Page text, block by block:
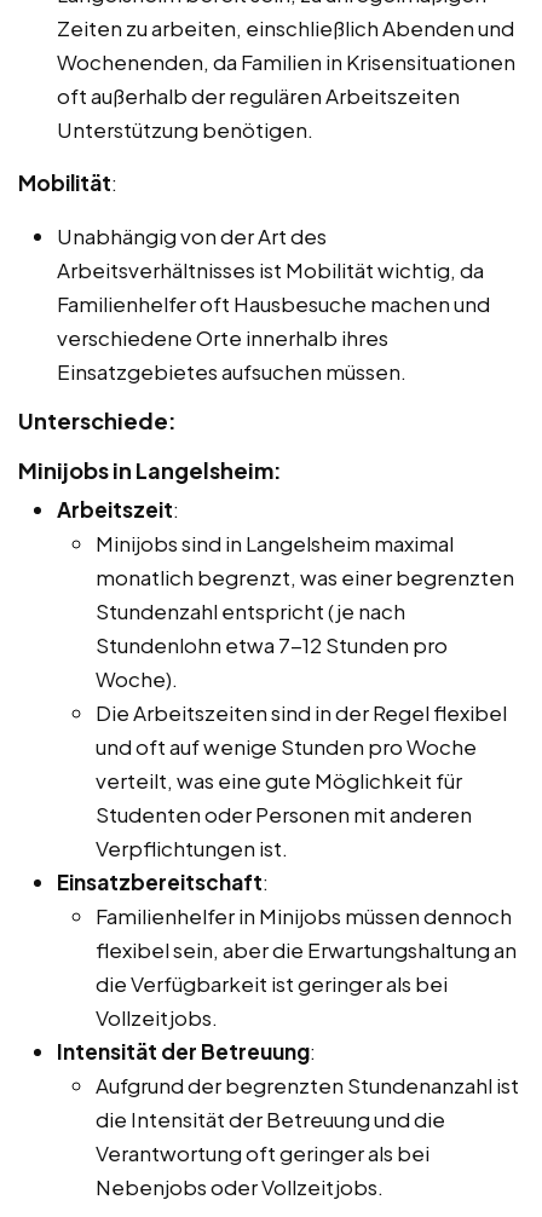
Zeiten zu arbeiten, einschließlich Abenden und
Wochenenden, da Familien in Krisensituationen
oft außerhalb der regulären Arbeitszeiten
Unterstützung benötigen.
Mobilität:
Unabhängig von der Art des
Arbeitsverhältnisses ist Mobilität wichtig, da
Familienhelfer oft Hausbesuche machen und
verschiedene Orte innerhalb ihres
Einsatzgebietes aufsuchen müssen.
Unterschiede:
Minijobs in Langelsheim:
Arbeitszeit:
Minijobs sind in Langelsheim maximal
monatlich begrenzt, was einer begrenzten
Stundenzahl entspricht (je nach
Stundenlohn etwa 7-12 Stunden pro
Woche).
Die Arbeitszeiten sind in der Regel flexibel
und oft auf wenige Stunden pro Woche
verteilt, was eine gute Möglichkeit für
Studenten oder Personen mit anderen
Verpflichtungen ist.
Einsatzbereitschaft:
Familienhelfer in Minijobs müssen dennoch
flexibel sein, aber die Erwartungshaltung an
die Verfügbarkeit ist geringer als bei
Vollzeitjobs.
Intensität der Betreuung:
Aufgrund der begrenzten Stundenanzahl ist
die Intensität der Betreuung und die
Verantwortung oft geringer als bei
Nebenjobs oder Vollzeitjobs.